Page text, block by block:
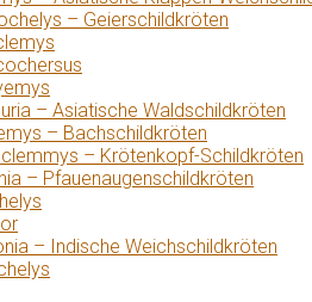
– Geierschildkröten
– Asiatische Waldschildkröten
– Bachschildkröten
– Krötenkopf-Schildkröten
– Pfauenaugenschildkröten
– Indische Weichschildkröten